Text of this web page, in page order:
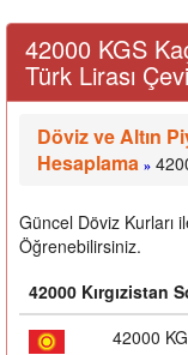
42000 KGS
Türk Lirası
Döviz ve Altın
Hesaplama »
Güncel Döviz Kurları
Öğrenebilirsiniz.
42000 Kırgızistan
42000